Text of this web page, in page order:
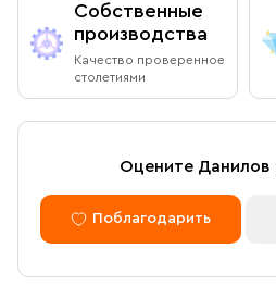
Собственные
производства
Качество проверенное
столетиями
Оцените Данилов
Поблагодарить